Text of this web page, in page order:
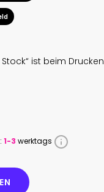
ist beim Drucken
1-3 werktags